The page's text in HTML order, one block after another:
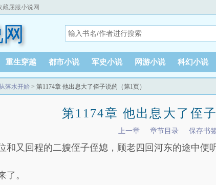
藏屈服小说网
重生穿越 都市小说 军史小说 网游小说 科幻小说
落水开始 > 第1174章 他出息大了侄子说的（第1页）
第1174章 他出息大了侄
上一章 章节目录 保存书
和又回程的二嫂侄子侄媳，顾老四回河东的途中便
了。